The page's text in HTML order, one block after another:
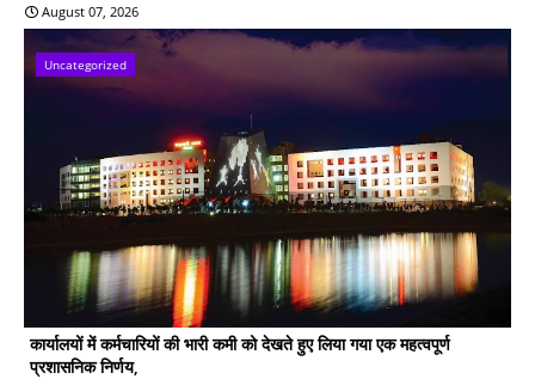
August 07, 2026
Uncategorized
कार्यालयों में कर्मचारियों की भारी कमी को देखते हुए लिया गया एक महत्वपूर्ण
प्रशासनिक निर्णय,